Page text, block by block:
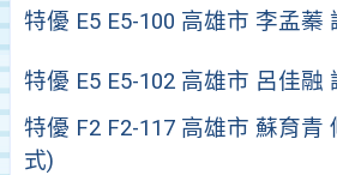
特優 E5 E5-100 高雄市 李孟
特優 E5 E5-102 高雄市 呂佳
特優 F2 F2-117 高雄市 蘇育
式)